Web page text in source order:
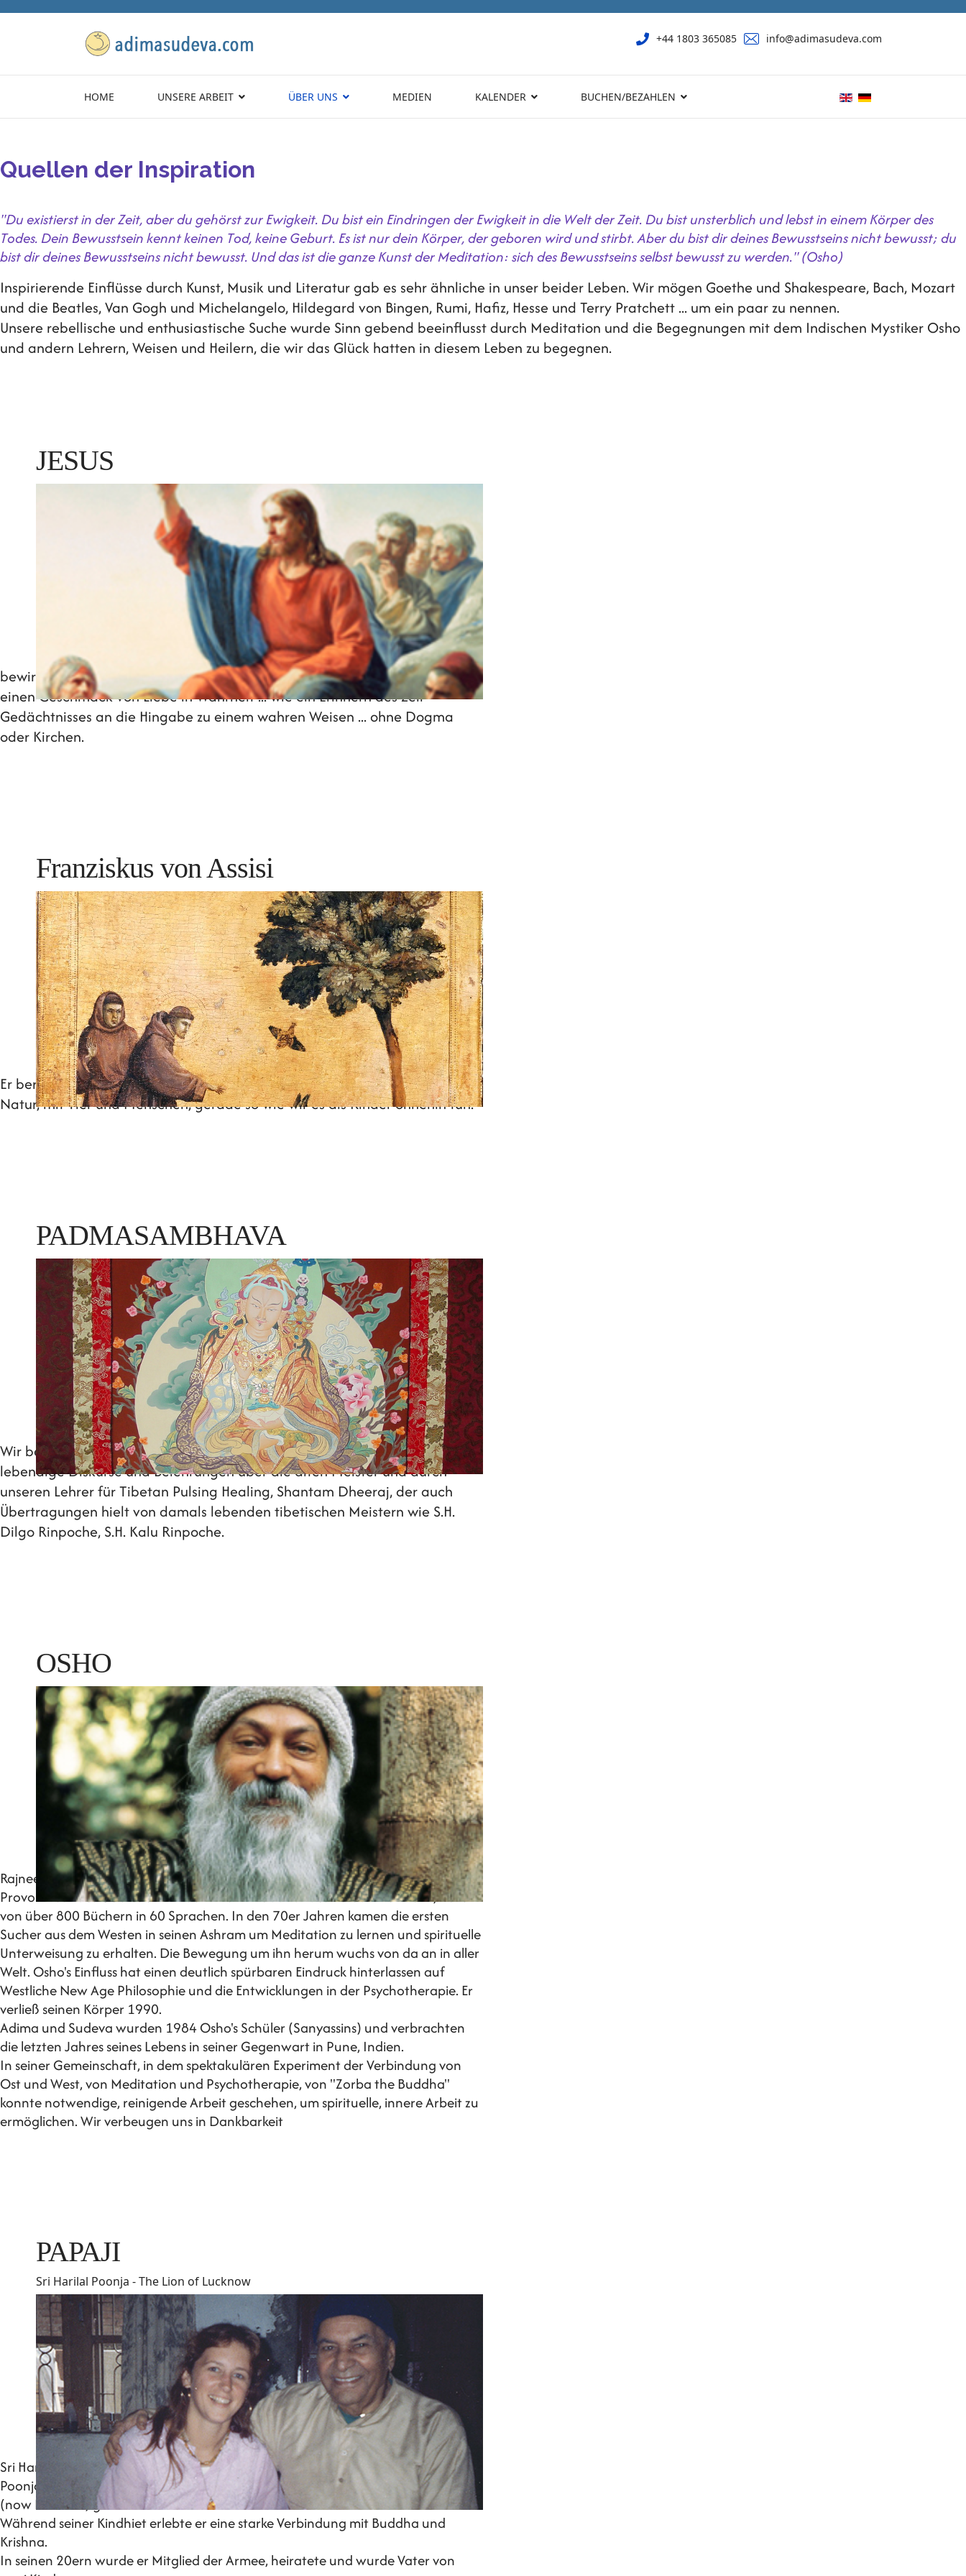
‭+44 1803 365085‬ info@adimasudeva.com
HOME UNSERE ARBEIT ÜBER UNS MEDIEN KALENDER BUCHEN/BEZAHLEN
Quellen der Inspiration
"Du existierst in der Zeit, aber du gehörst zur Ewigkeit. Du bist ein Eindringen der Ewigkeit in die Welt der Zeit. Du bist unsterblich und lebst in einem Körper des
Todes. Dein Bewusstsein kennt keinen Tod, keine Geburt. Es ist nur dein Körper, der geboren wird und stirbt. Aber du bist dir deines Bewusstseins nicht bewusst; du
bist dir deines Bewusstseins nicht bewusst. Und das ist die ganze Kunst der Meditation: sich des Bewusstseins selbst bewusst zu werden." (Osho)
Inspirierende Einflüsse durch Kunst, Musik und Literatur gab es sehr ähnliche in unser beider Leben. Wir mögen Goethe und Shakespeare, Bach, Mozart
und die Beatles, Van Gogh und Michelangelo, Hildegard von Bingen, Rumi, Hafiz, Hesse und Terry Pratchett ... um ein paar zu nennen.
Unsere rebellische und enthusiastische Suche wurde Sinn gebend beeinflusst durch Meditation und die Begegnungen mit dem Indischen Mystiker Osho
und andern Lehrern, Weisen und Heilern, die wir das Glück hatten in diesem Leben zu begegnen.
JESUS
bewirkte ein Öffnen des Herzens, das ein tieferes Gewahrsein berührte,
einen Geschmack von Liebe in Wahrheit ... wie ein Erinnern des Zell-
Gedächtnisses an die Hingabe zu einem wahren Weisen ... ohne Dogma
oder Kirchen.
Franziskus von Assisi
Er beruehrte und spiegelte uns vor allem Unschuld. Tiefes Mitfühlen mit der
Natur, mit Tier und Menschen, gerade so wie wir es als Kinder ohnehin tun.
PADMASAMBHAVA
Wir beide kamen mit dem Tibetischen Buddhismus in Kontakt durch Oshos
lebendige Diskurse und Belehrungen über die alten Meister und durch
unseren Lehrer für Tibetan Pulsing Healing, Shantam Dheeraj, der auch
Übertragungen hielt von damals lebenden tibetischen Meistern wie S.H.
Dilgo Rinpoche, S.H. Kalu Rinpoche.
OSHO
Rajneesh Chandra Mohan Jain - Der Weise, Mystiker, spirituelle Meister, Visionär,
Provokateur des Geistes und "Rock'n Rollin Buddha" des 20. Jahrhunderts, Autor
von über 800 Büchern in 60 Sprachen. In den 70er Jahren kamen die ersten
Sucher aus dem Westen in seinen Ashram um Meditation zu lernen und spirituelle
Unterweisung zu erhalten. Die Bewegung um ihn herum wuchs von da an in aller
Welt. Osho's Einfluss hat einen deutlich spürbaren Eindruck hinterlassen auf
Westliche New Age Philosophie und die Entwicklungen in der Psychotherapie. Er
verließ seinen Körper 1990.
Adima und Sudeva wurden 1984 Osho's Schüler (Sanyassins) und verbrachten
die letzten Jahres seines Lebens in seiner Gegenwart in Pune, Indien.
In seiner Gemeinschaft, in dem spektakulären Experiment der Verbindung von
Ost und West, von Meditation und Psychotherapie, von "Zorba the Buddha"
konnte notwendige, reinigende Arbeit geschehen, um spirituelle, innere Arbeit zu
ermöglichen. Wir verbeugen uns in Dankbarkeit
PAPAJI
Sri Harilal Poonja - The Lion of Lucknow
Sri Harilal Poonja - "Der Löwe von Lucknow"
Poonjaji, später bekannter als Papaji, wurde in Gujranwalla in Western Punjab
(now Pakistan) geboren.
Während seiner Kindhiet erlebte er eine starke Verbindung mit Buddha und
Krishna.
In seinen 20ern wurde er Mitglied der Armee, heiratete und wurde Vater von